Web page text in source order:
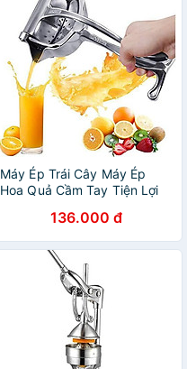
Máy Ép Trái Cây Máy Ép
Hoa Quả Cầm Tay Tiện Lợi
136.000 đ